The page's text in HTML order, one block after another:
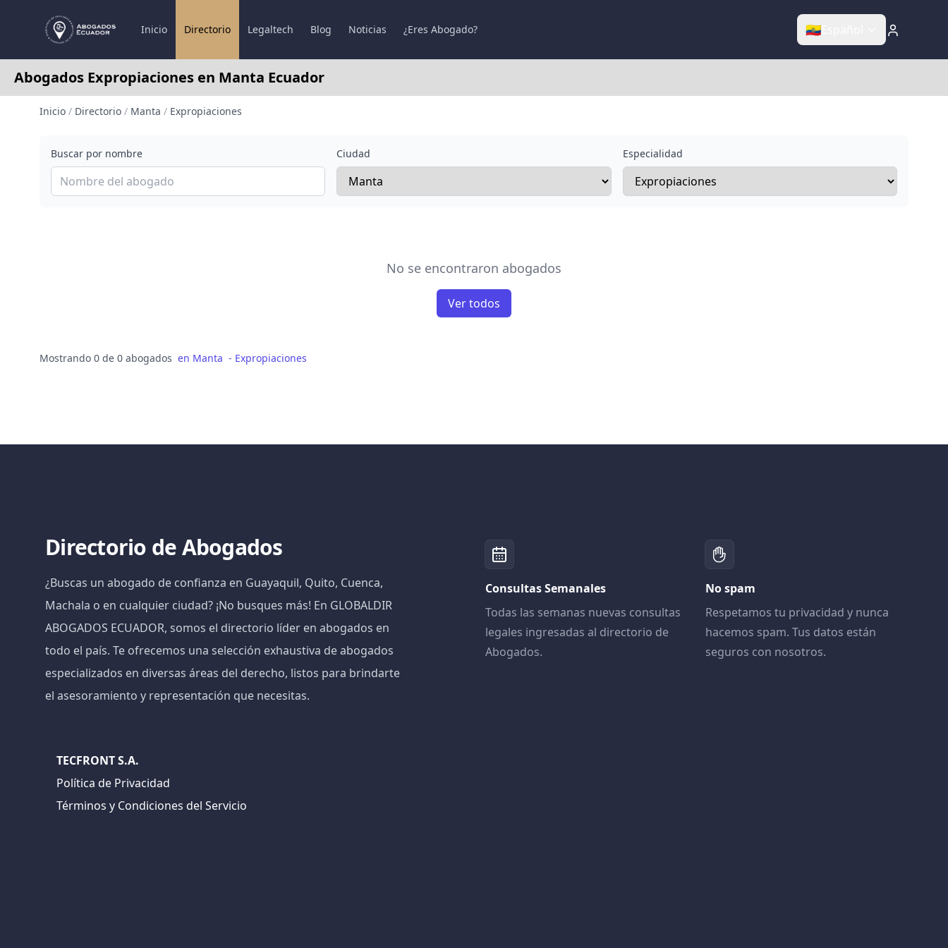
Inicio Directorio Legaltech Blog Noticias ¿Eres Abogado? 🇪🇨
Abogados Expropiaciones en Manta Ecuador
Inicio / Directorio / Manta / Expropiaciones
Buscar por nombre Ciudad Especialidad
No se encontraron abogados
Ver todos
Mostrando 0 de 0 abogados en Manta - Expropiaciones
Directorio de Abogados
¿Buscas un abogado de confianza en Guayaquil, Quito, Cuenca,
Machala o en cualquier ciudad? ¡No busques más! En GLOBALDIR
ABOGADOS ECUADOR, somos el directorio líder en abogados en
todo el país. Te ofrecemos una selección exhaustiva de abogados
especializados en diversas áreas del derecho, listos para brindarte
el asesoramiento y representación que necesitas.
Consultas Semanales
Todas las semanas nuevas consultas
legales ingresadas al directorio de
Abogados.
No spam
Respetamos tu privacidad y nunca
hacemos spam. Tus datos están
seguros con nosotros.
TECFRONT S.A.
Política de Privacidad
Términos y Condiciones del Servicio